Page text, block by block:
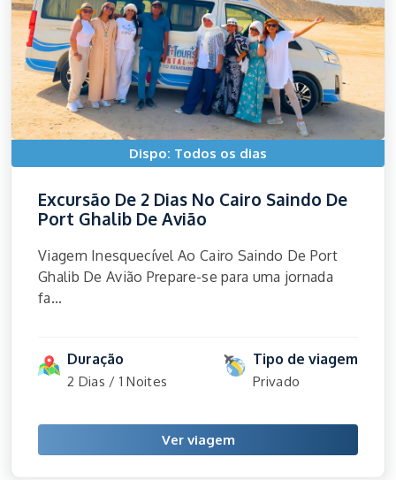
Dispo: Todos os dias
Excursão De 2 Dias No Cairo Saindo De
Port Ghalib De Avião
Viagem Inesquecível Ao Cairo Saindo De Port
Ghalib De Avião Prepare-se para uma jornada
fa...
Duração
2 Dias / 1 Noites
Tipo de viagem
Privado
Ver viagem